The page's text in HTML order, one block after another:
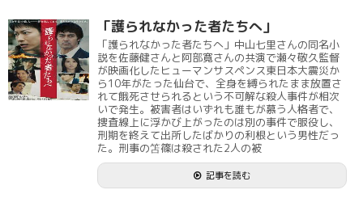
「護られなかった者たちへ」
「護られなかった者たちへ」中山七里さんの同名小
説を佐藤健さんと阿部寛さんの共演で瀬々敬久監督
が映画化したヒューマンサスペンス東日本大震災か
ら10年がたった仙台で、全身を縛られたまま放置さ
れて餓死させられるという不可解な殺人事件が相次
いで発生。被害者はいずれも誰もが慕う人格者で、
捜査線上に浮かび上がったのは別の事件で服役し、
刑期を終えて出所したばかりの利根という男性だっ
た。刑事の笘篠は殺された2人の被
記事を読む